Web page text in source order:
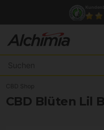
(+34) 972 527
CBD Shop
CBD Blüten Lil